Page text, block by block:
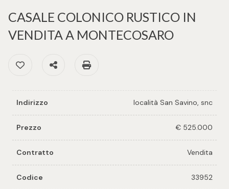
CASALE COLONICO RUSTICO IN
VENDITA A MONTECOSARO
Preferiti: Cod. 33952
Condividi
Indirizzo località San Savino, snc
Prezzo € 525.000
Contratto Vendita
Codice 33952
Richiedi
immobile
vendi il
immobile
Contattaci
Provincia
Comune
-